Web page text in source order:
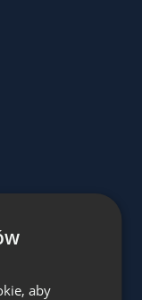
aby